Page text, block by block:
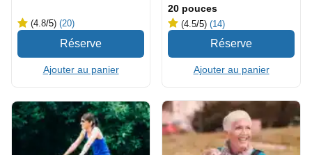
(4.8/5) (20)
Ajouter au panier
20 pouces
(4.5/5) (14)
Ajouter au panier